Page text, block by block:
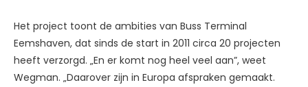
Het project toont de ambities van Buss Terminal
Eemshaven, dat sinds de start in 2011 circa 20 projecten
heeft verzorgd. „En er komt nog heel veel aan”, weet
Wegman. „Daarover zijn in Europa afspraken gemaakt.